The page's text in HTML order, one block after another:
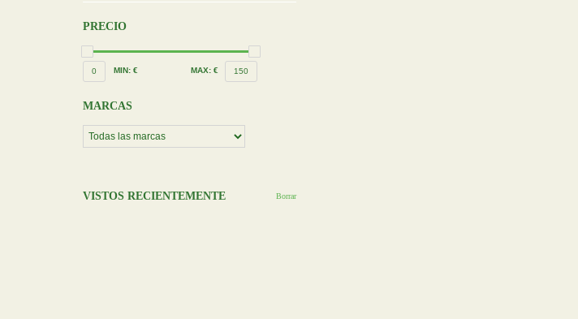
PRECIO
0 MIN: € MAX: € 150
MARCAS
VISTOS RECIENTEMENTE Borrar